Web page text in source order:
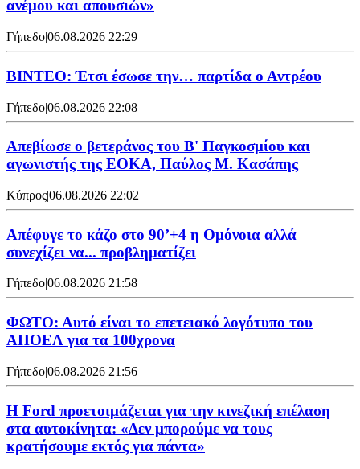
ανέμου και απουσιών»
Γήπεδο|06.08.2026 22:29
ΒΙΝΤΕΟ: Έτσι έσωσε την… παρτίδα ο Αντρέου
Γήπεδο|06.08.2026 22:08
Απεβίωσε ο βετεράνος του Β' Παγκοσμίου και
αγωνιστής της ΕΟΚΑ, Παύλος Μ. Κασάπης
Κύπρος|06.08.2026 22:02
Απέφυγε το κάζο στο 90’+4 η Ομόνοια αλλά
συνεχίζει να... προβληματίζει
Γήπεδο|06.08.2026 21:58
ΦΩΤΟ: Αυτό είναι το επετειακό λογότυπο του
ΑΠΟΕΛ για τα 100χρονα
Γήπεδο|06.08.2026 21:56
Η Ford προετοιμάζεται για την κινεζική επέλαση
στα αυτοκίνητα: «Δεν μπορούμε να τους
κρατήσουμε εκτός για πάντα»